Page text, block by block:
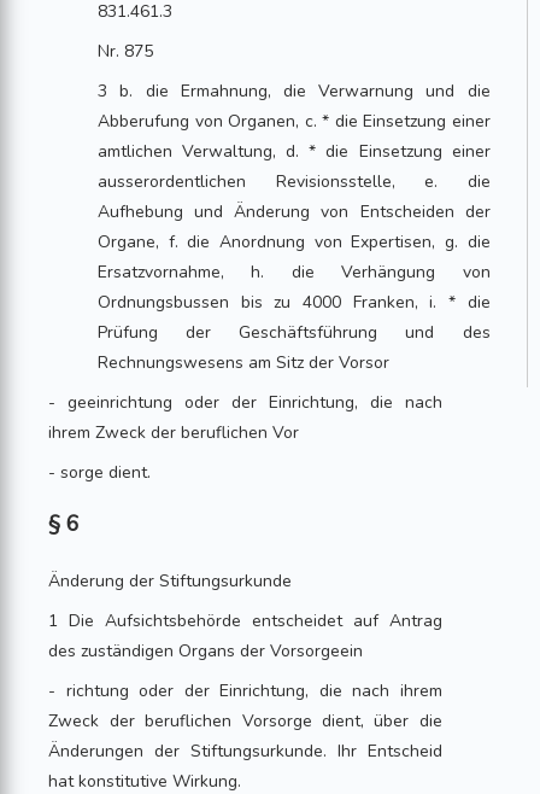
831.461.3
Nr. 875
3 b. die Ermahnung, die Verwarnung und die
Abberufung von Organen, c. * die Einsetzung einer
amtlichen Verwaltung, d. * die Einsetzung einer
ausserordentlichen Revisionsstelle, e. die
Aufhebung und Änderung von Entscheiden der
Organe, f. die Anordnung von Expertisen, g. die
Ersatzvornahme, h. die Verhängung von
Ordnungsbussen bis zu 4000 Franken, i. * die
Prüfung der Geschäftsführung und des
Rechnungswesens am Sitz der Vorsor
- geeinrichtung oder der Einrichtung, die nach
ihrem Zweck der beruflichen Vor
- sorge dient.
§ 6
Änderung der Stiftungsurkunde
1 Die Aufsichtsbehörde entscheidet auf Antrag
des zuständigen Organs der Vorsorgeein
- richtung oder der Einrichtung, die nach ihrem
Zweck der beruflichen Vorsorge dient, über die
Änderungen der Stiftungsurkunde. Ihr Entscheid
hat konstitutive Wirkung.